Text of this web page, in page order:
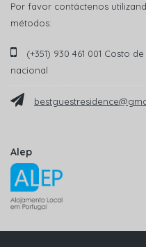
Por favor contáctenos
métodos:
(+351) 930 461 001 Costo
nacional
Alep